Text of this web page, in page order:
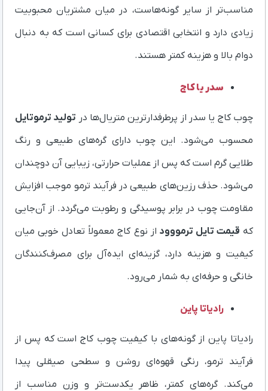
مناسب‌تر از سایر گونه‌هاست، در میان مشتریان محبوبیت
زیادی دارد و انتخابی اقتصادی برای کسانی است که به دنبال
دوام بالا و هزینه کمتر هستند.
سدر یا کاج
چوب کاج یا سدر از پرطرفدارترین متریال‌ها در تولید ترموتایل
محسوب می‌شود. این چوب دارای گره‌های طبیعی و رنگ
طلایی گرم است که پس از عملیات حرارتی، زیبایی آن دوچندان
می‌شود. حذف رزین‌های طبیعی در فرآیند ترمو موجب افزایش
مقاومت چوب در برابر پوسیدگی و رطوبت می‌گردد. از آن‌جایی
که قیمت تایل ترمووود از نوع کاج معمولاً تعادل خوبی میان
کیفیت و هزینه دارد، گزینه‌ای ایده‌آل برای مصرف‌کنندگان
خانگی و حرفه‌ای به شمار می‌رود.
رادیاتا پاین
رادیاتا پاین از گونه‌های با کیفیت چوب کاج است که پس از
فرآیند ترمو، رنگی قهوه‌ای روشن و سطحی صیقلی پیدا
می‌کند. گره‌های کمتر، ظاهر یکدست‌تر و وزن مناسب از